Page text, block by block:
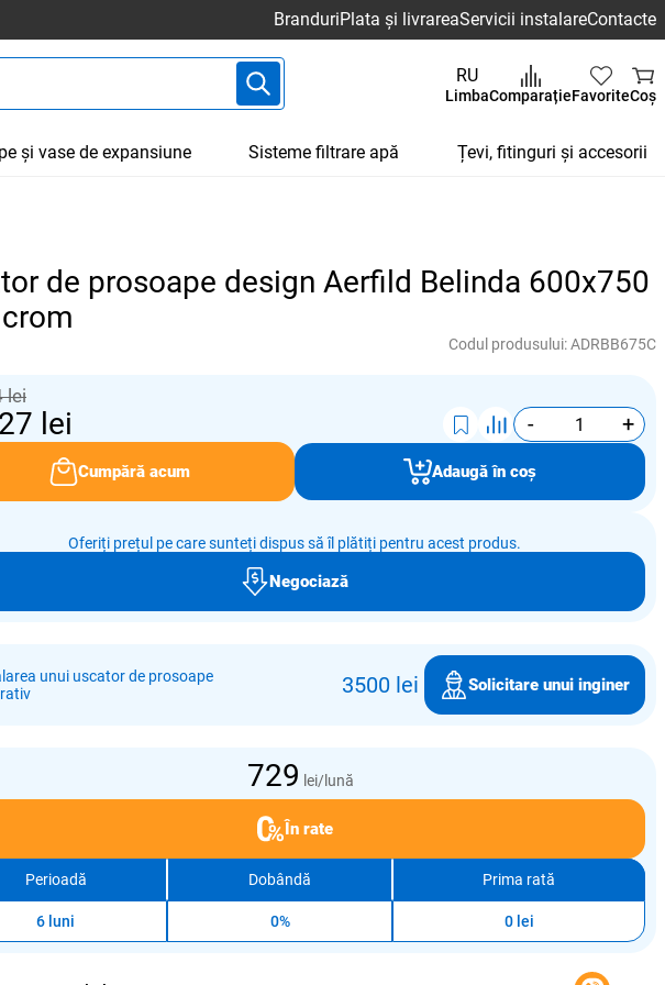
BranduriPlata și livrareaServicii instalareContacte
RU
LimbaComparațieFavoriteCoș
și vase de expansiune Sisteme filtrare apă Țevi, fitinguri și accesorii
de prosoape design Aerfild Belinda 600x750
Codul produsului:ADRBB675C
lei
lei - +
Cumpără acum Adaugă în coș
Oferiți prețul pe care sunteți dispus să îl plătiți pentru acest produs.
Negociază
unui uscator de prosoape
3500 lei Solicitare unui inginer
729 lei/lună
În rate
Perioadă Dobândă Prima rată
6 luni 0% 0 lei